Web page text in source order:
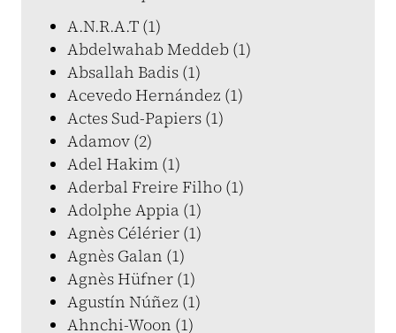
A.N.R.A.T (1)
Abdelwahab Meddeb (1)
Absallah Badis (1)
Acevedo Hernández (1)
Actes Sud-Papiers (1)
Adamov (2)
Adel Hakim (1)
Aderbal Freire Filho (1)
Adolphe Appia (1)
Agnès Célérier (1)
Agnès Galan (1)
Agnès Hüfner (1)
Agustín Núñez (1)
Ahnchi-Woon (1)